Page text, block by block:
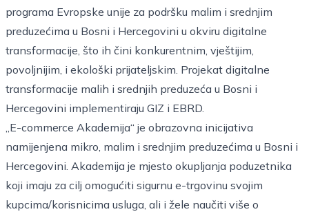
programa Evropske unije za podršku malim i srednjim
preduzećima u Bosni i Hercegovini u okviru digitalne
transformacije, što ih čini konkurentnim, vještijim,
povoljnijim, i ekološki prijateljskim. Projekat digitalne
transformacije malih i srednjih preduzeća u Bosni i
Hercegovini implementiraju GIZ i EBRD.
„E-commerce Akademija“ je obrazovna inicijativa
namijenjena mikro, malim i srednjim preduzećima u Bosni i
Hercegovini. Akademija je mjesto okupljanja poduzetnika
koji imaju za cilj omogućiti sigurnu e-trgovinu svojim
kupcima/korisnicima usluga, ali i žele naučiti više o